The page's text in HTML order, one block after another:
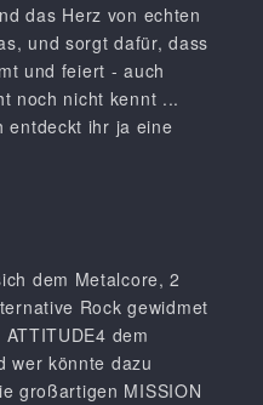
das Herz von echten
und sorgt dafür, dass
und feiert - auch
noch nicht kennt ...
entdeckt ihr ja eine
dem Metalcore, 2
Rock gewidmet
dem
wer könnte dazu
großartigen MISSION